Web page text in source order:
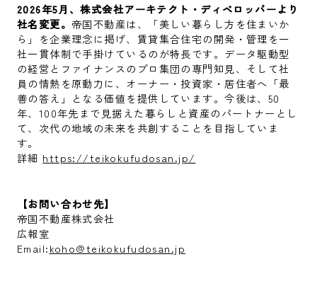
2026年5月、株式会社アーキテクト・ディベロッパーより
社名変更。 帝国不動産は、「美しい暮らし方を住まいか
ら」を企業理念に掲げ、賃貸集合住宅の開発・管理を一
社一貫体制で手掛けているのが特長です。データ駆動型
の経営とファイナンスのプロ集団の専門知見、そして社
員の情熱を原動力に、オーナー・投資家・居住者へ「最
善の答え」となる価値を提供しています。今後は、50
年、100年先まで見据えた暮らしと資産のパートナーとし
て、次代の地域の未来を共創することを目指していま
す。
詳細 https://teikokufudosan.jp/
【お問い合わせ先】
帝国不動産株式会社
広報室
Email:koho@teikokufudosan.jp